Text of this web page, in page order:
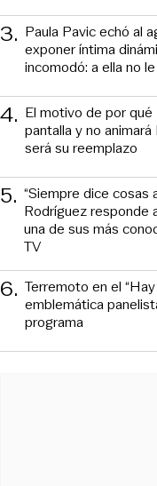
3. Paula Pavic echó al
exponer íntima
incomodó: a ella no
4. El motivo de por
pantalla y no
será su reemplazo
5. “Siempre dice cosas
Rodríguez responde
una de sus más
TV
6. Terremoto en el
emblemática
programa